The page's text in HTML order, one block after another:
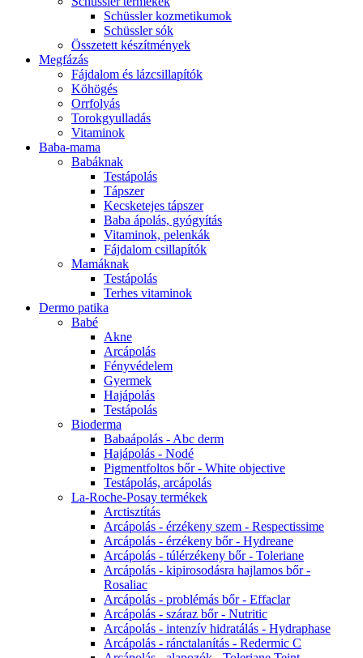
Schüssler kozmetikumok
Schüssler sók
Összetett készítmények
Megfázás
Fájdalom és lázcsillapítók
Köhögés
Orrfolyás
Torokgyulladás
Vitaminok
Baba-mama
Babáknak
Testápolás
Tápszer
Kecsketejes tápszer
Baba ápolás, gyógyítás
Vitaminok, pelenkák
Fájdalom csillapítók
Mamáknak
Testápolás
Terhes vitaminok
Dermo patika
Babé
Akne
Arcápolás
Fényvédelem
Gyermek
Hajápolás
Testápolás
Bioderma
Babaápolás - Abc derm
Hajápolás - Nodé
Pigmentfoltos bőr - White objective
Testápolás, arcápolás
La-Roche-Posay termékek
Arctisztítás
Arcápolás - érzékeny szem - Respectissime
Arcápolás - érzékeny bőr - Hydreane
Arcápolás - túlérzékeny bőr - Toleriane
Arcápolás - kipirosodásra hajlamos bőr -
Rosaliac
Arcápolás - problémás bőr - Effaclar
Arcápolás - száraz bőr - Nutritic
Arcápolás - intenzív hidratálás - Hydraphase
Arcápolás - ránctalanítás - Redermic C